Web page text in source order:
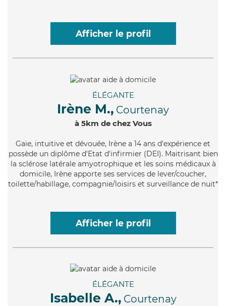
Afficher le profil
ÉLÉGANTE
Irène M., Courtenay
à 5km de chez Vous
Gaie, intuitive et dévouée, Irène a 14 ans d'expérience et
possède un diplôme d'Etat d'infirmier (DEI). Maitrisant bien
la sclérose latérale amyotrophique et les soins médicaux à
domicile, Irène apporte ses services de lever/coucher,
toilette/habillage, compagnie/loisirs et surveillance de nuit*
Afficher le profil
ÉLÉGANTE
Isabelle A., Courtenay